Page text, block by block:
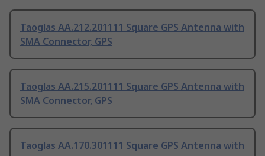
Taoglas AA.212.201111 Square GPS Antenna with
SMA Connector, GPS
Taoglas AA.215.201111 Square GPS Antenna with
SMA Connector, GPS
Taoglas AA.170.301111 Square GPS Antenna with